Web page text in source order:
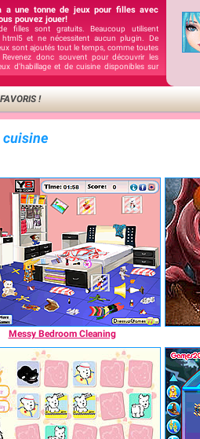
a une tonne de jeux pour filles avec
pouvez jouer!
filles sont gratuits. Beaucoup utilisent
html5 et ne nécessitent aucun plugin. De
sont ajoutés tout le temps, comme toutes
Revenez donc souvent pour découvrir les
d'habillage et de cuisine disponibles sur
!
cuisine
Messy Bedroom Cleaning